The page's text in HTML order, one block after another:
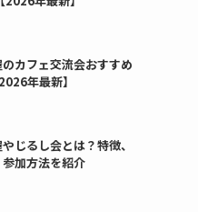
カフェ交流会おすすめ
年最新】
じるし会とは？特徴、
加方法を紹介